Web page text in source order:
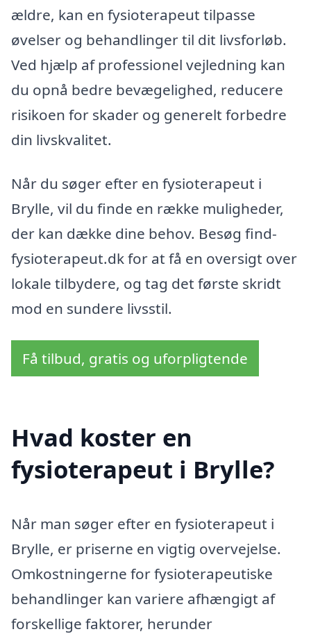
ældre, kan en fysioterapeut tilpasse
øvelser og behandlinger til dit livsforløb.
Ved hjælp af professionel vejledning kan
du opnå bedre bevægelighed, reducere
risikoen for skader og generelt forbedre
din livskvalitet.
Når du søger efter en fysioterapeut i
Brylle, vil du finde en række muligheder,
der kan dække dine behov. Besøg find-
fysioterapeut.dk for at få en oversigt over
lokale tilbydere, og tag det første skridt
mod en sundere livsstil.
Få tilbud, gratis og uforpligtende
Hvad koster en
fysioterapeut i Brylle?
Når man søger efter en fysioterapeut i
Brylle, er priserne en vigtig overvejelse.
Omkostningerne for fysioterapeutiske
behandlinger kan variere afhængigt af
forskellige faktorer, herunder